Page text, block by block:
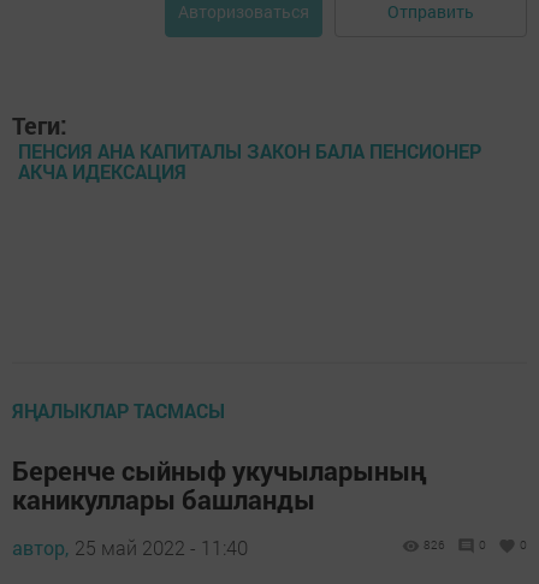
Авторизоваться Отправить
Теги:
ПЕНСИЯ АНА КАПИТАЛЫ ЗАКОН БАЛА ПЕНСИОНЕР
АКЧА ИДЕКСАЦИЯ
ЯҢАЛЫКЛАР ТАСМАСЫ
Беренче сыйныф укучыларының
каникуллары башланды
автор, 25 май 2022 - 11:40 826 0 0